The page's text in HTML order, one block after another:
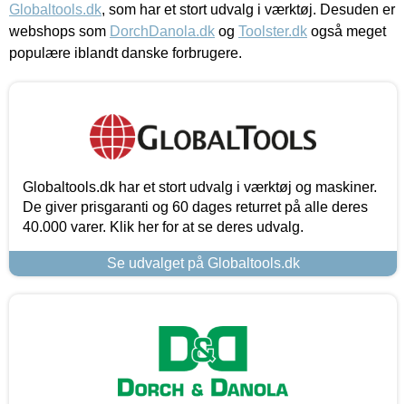
Globaltools.dk, som har et stort udvalg i værktøj. Desuden er
webshops som DorchDanola.dk og Toolster.dk også meget
populære iblandt danske forbrugere.
Globaltools.dk har et stort udvalg i værktøj og maskiner.
De giver prisgaranti og 60 dages returret på alle deres
40.000 varer. Klik her for at se deres udvalg.
Se udvalget på Globaltools.dk